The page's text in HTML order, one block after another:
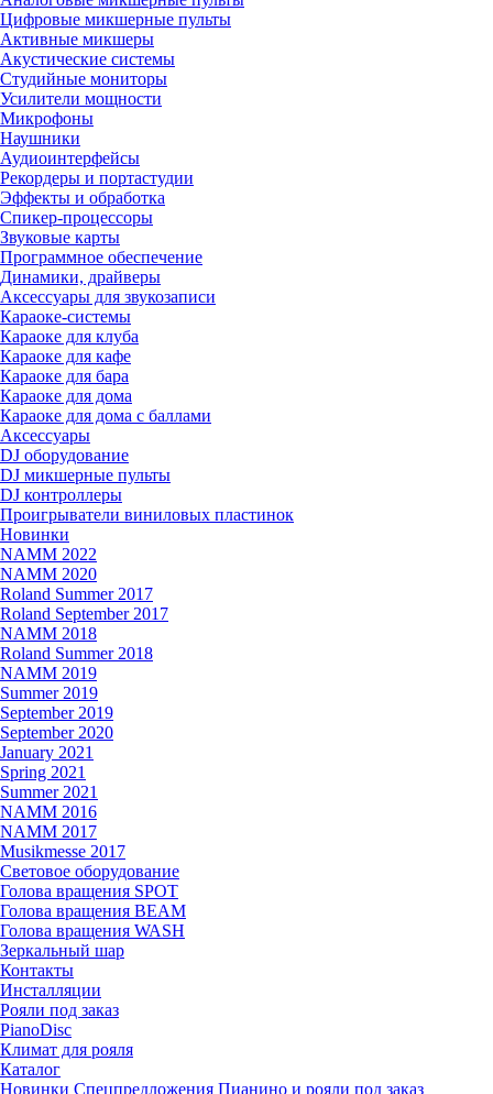
Цифровые микшерные пульты
Активные микшеры
Акустические системы
Студийные мониторы
Усилители мощности
Микрофоны
Наушники
Аудиоинтерфейсы
Рекордеры и портастудии
Эффекты и обработка
Спикер-процессоры
Звуковые карты
Программное обеспечение
Динамики, драйверы
Аксессуары для звукозаписи
Караоке-системы
Караоке для клуба
Караоке для кафе
Караоке для бара
Караоке для дома
Караоке для дома с баллами
Аксессуары
DJ оборудование
DJ микшерные пульты
DJ контроллеры
Проигрыватели виниловых пластинок
Новинки
NAMM 2022
NAMM 2020
Roland Summer 2017
Roland September 2017
NAMM 2018
Roland Summer 2018
NAMM 2019
Summer 2019
September 2019
September 2020
January 2021
Spring 2021
Summer 2021
NAMM 2016
NAMM 2017
Musikmesse 2017
Световое оборудование
Голова вращения SPOT
Голова вращения BEAM
Голова вращения WASH
Зеркальный шар
Контакты
Инсталляции
Рояли под заказ
PianoDisc
Климат для рояля
Каталог
Новинки Спецпредложения Пианино и рояли под заказ